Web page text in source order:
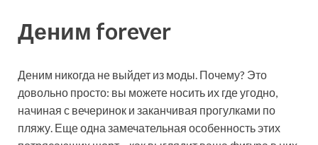
Деним forever
Деним никогда не выйдет из моды. Почему? Это
довольно просто: вы можете носить их где угодно,
начиная с вечеринок и заканчивая прогулками по
пляжу. Еще одна замечательная особенность этих